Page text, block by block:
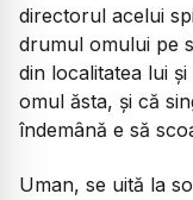
directorul acelui
drumul omului pe
din localitatea lui
omul ăsta, și că
îndemână e să
Uman, se uită la